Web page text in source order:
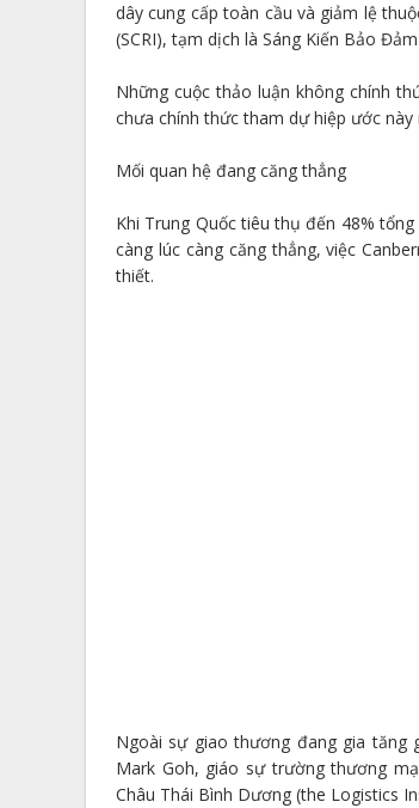
dây cung cấp toàn cầu và giảm lệ
(SCRI), tạm dịch là Sáng Kiến Bảo
Những cuộc thảo luận không chính
chưa chính thức tham dự hiệp ước
Mối quan hệ đang căng thẳng
Khi Trung Quốc tiêu thụ đến 48%
càng lúc càng căng thẳng, việc
thiết.
Ngoài sự giao thương đang gia
Mark Goh, giáo sự trường thương
Châu Thái Bình Dương (the Logistics